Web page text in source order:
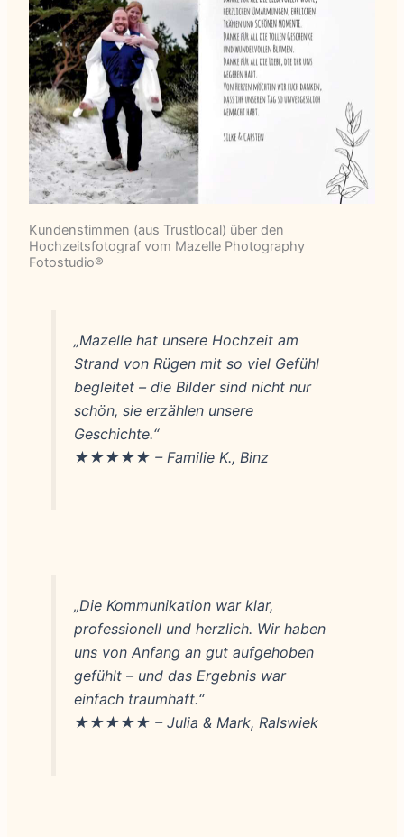
Kundenstimmen (aus Trustlocal) über den
Hochzeitsfotograf vom Mazelle Photography
Fotostudio®
„Mazelle hat unsere Hochzeit am
Strand von Rügen mit so viel Gefühl
begleitet – die Bilder sind nicht nur
schön, sie erzählen unsere
Geschichte.“
★★★★★ – Familie K., Binz
„Die Kommunikation war klar,
professionell und herzlich. Wir haben
uns von Anfang an gut aufgehoben
gefühlt – und das Ergebnis war
einfach traumhaft.“
★★★★★ – Julia & Mark, Ralswiek